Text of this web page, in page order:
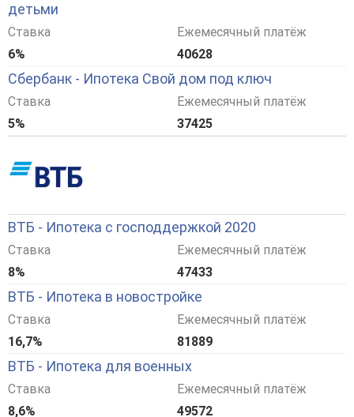
детьми
Ставка
6%
Ежемесячный платёж
40628
Сбербанк - Ипотека Свой дом под ключ
Ставка
5%
Ежемесячный платёж
37425
ВТБ - Ипотека с господдержкой 2020
Ставка
8%
Ежемесячный платёж
47433
ВТБ - Ипотека в новостройке
Ставка
16,7%
Ежемесячный платёж
81889
ВТБ - Ипотека для военных
Ставка
8,6%
Ежемесячный платёж
49572